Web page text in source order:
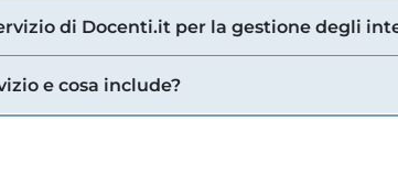
di Docenti.it per la gestione degli
e cosa include?